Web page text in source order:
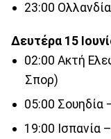
23:00
Δευτέρα 15
02:00 Ακτή
Σπορ)
05:00 Σουηδία
19:00 Ισπανία